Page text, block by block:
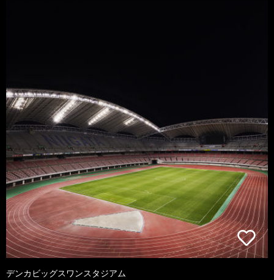
デンカビッグスワンスタジアム